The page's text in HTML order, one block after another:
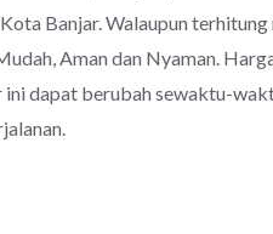
Banjar. Walaupun
Aman dan Nyaman.
dapat berubah sewaktu-